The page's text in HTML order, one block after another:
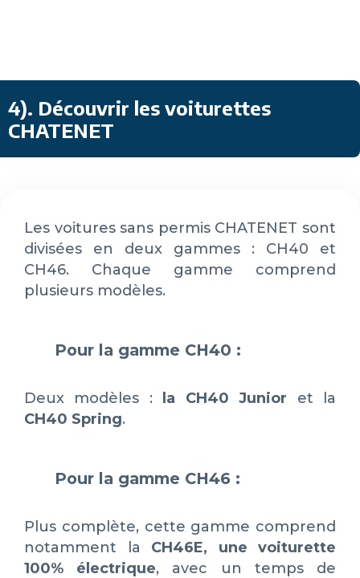
4). Découvrir les voiturettes
CHATENET
Les voitures sans permis CHATENET sont
divisées en deux gammes : CH40 et
CH46. Chaque gamme comprend
plusieurs modèles.
Pour la gamme CH40 :
Deux modèles : la CH40 Junior et la
CH40 Spring.
Pour la gamme CH46 :
Plus complète, cette gamme comprend
notamment la CH46E, une voiturette
100% électrique, avec un temps de